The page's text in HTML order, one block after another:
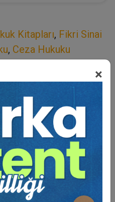
×
Kitapları, Fikri Sinai
, Ceza Hukuku
gelişmeler ve
gerek gündelik
üstlendiği rol oldukça
büyümesi ile artık tüketiciler